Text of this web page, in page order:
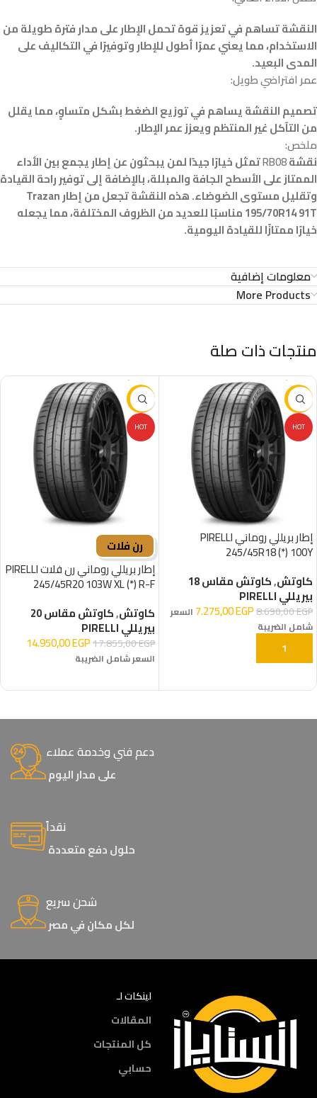
النقشة تساهم في تعزيز قوة تحمل الإطار على مدار فترة طويلة من
الاستخدام، مما يعني عمرًا أطول للإطار وتوفيرًا في التكاليف على
المدى البعيد.
عمر افتراضي طويل:
تصميم النقشة يساهم في توزيع الضغط بشكل متساوٍ، مما يقلل
من التآكل غير المنتظم ويعزز عمر الإطار.
ملخص:
نقشةRB08تمثل خيارًا جيدًا لمن يبحثون عن إطار يجمع بين الأداء
الممتاز على الأسطح الجافة والمبللة، بالإضافة إلى توفير راحة القيادة
وتقليل مستوى الضوضاء. هذه النقشة تجعل من إطار Trazan
195/70R14 91T مناسبًا للعديد من الظروف المختلفة، مما يجعله
خيارًا ممتازًا للقيادة اليومية.
معلومات إضافية
More Products
منتجات ذات صلة
-16%
HOT
إطار بريللي روماني PIRELLI
245/45R18 (*) 100Y
كاوتش,كاوتش مقاس 18
بيريللي PIRELLI
8.690,00EGP
7.275,00EGP
السعر
شامل الضريبة
إضافة إلى السلة
-16%
HOT
رن فلات
إطار بريللي روماني رن فلات PIRELLI
245/45R20 103W XL (*) R-F
كاوتش,كاوتش مقاس 20
بيريللي PIRELLI
17.855,00EGP
14.950,00EGP
السعر شامل الضريبة
دعم فني وخدمة عملاء
على مدار اليوم
نقداً
حلول دفع متعددة
شحن سريع
لكل مكان في مصر
لينكات لـ
المقالات
كل المنتجات
حسابي